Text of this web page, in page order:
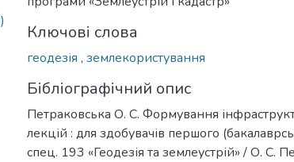
Ключові слова
геодезія , землекористування
Бібліографічний опис
Петраковська О. С. Формування
лекцій : для здобувачів першого
спец. 193 «Геодезія та землеустрій» / О. С.